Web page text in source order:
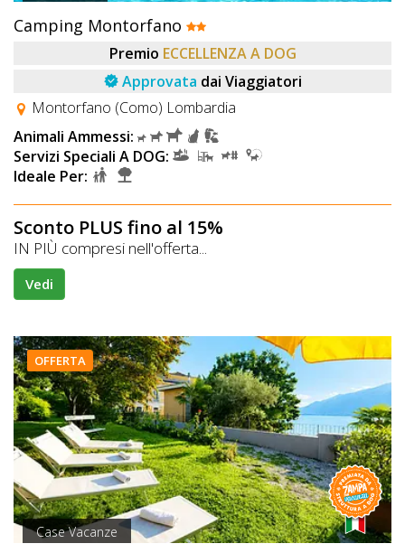
Camping Montorfano
Premio ECCELLENZA A DOG
Approvata dai Viaggiatori
Montorfano (Como) Lombardia
Animali Ammessi:
Servizi Speciali A DOG:
Ideale Per:
Sconto PLUS fino al 15%
IN PIÙ compresi nell'offerta...
Vedi
OFFERTA
Case Vacanze